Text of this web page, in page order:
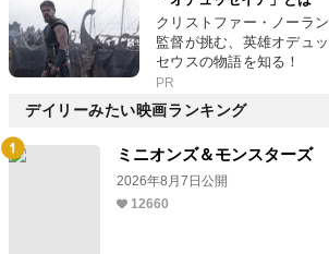
クリストファー・ノーラン
監督が挑む、英雄オデュッ
セウスの物語を知る！
PR
デイリーみたい映画ランキング
ミニオンズ＆モンスターズ
2026年8月7日公開
12660